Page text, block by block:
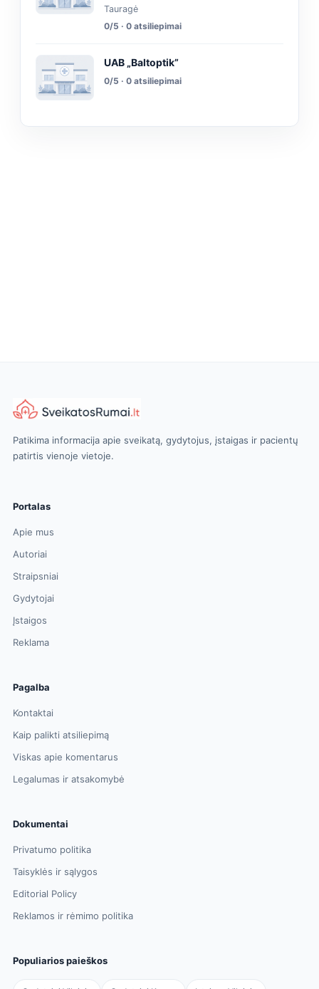
Tauragė
0/5 · 0 atsiliepimai
UAB „Baltoptik”
0/5 · 0 atsiliepimai
Patikima informacija apie sveikatą, gydytojus, įstaigas ir pacientų
patirtis vienoje vietoje.
Portalas
Apie mus
Autoriai
Straipsniai
Gydytojai
Įstaigos
Reklama
Pagalba
Kontaktai
Kaip palikti atsiliepimą
Viskas apie komentarus
Legalumas ir atsakomybė
Dokumentai
Privatumo politika
Taisyklės ir sąlygos
Editorial Policy
Reklamos ir rėmimo politika
Populiarios paieškos